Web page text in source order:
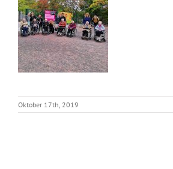
Oktober 17th, 2019